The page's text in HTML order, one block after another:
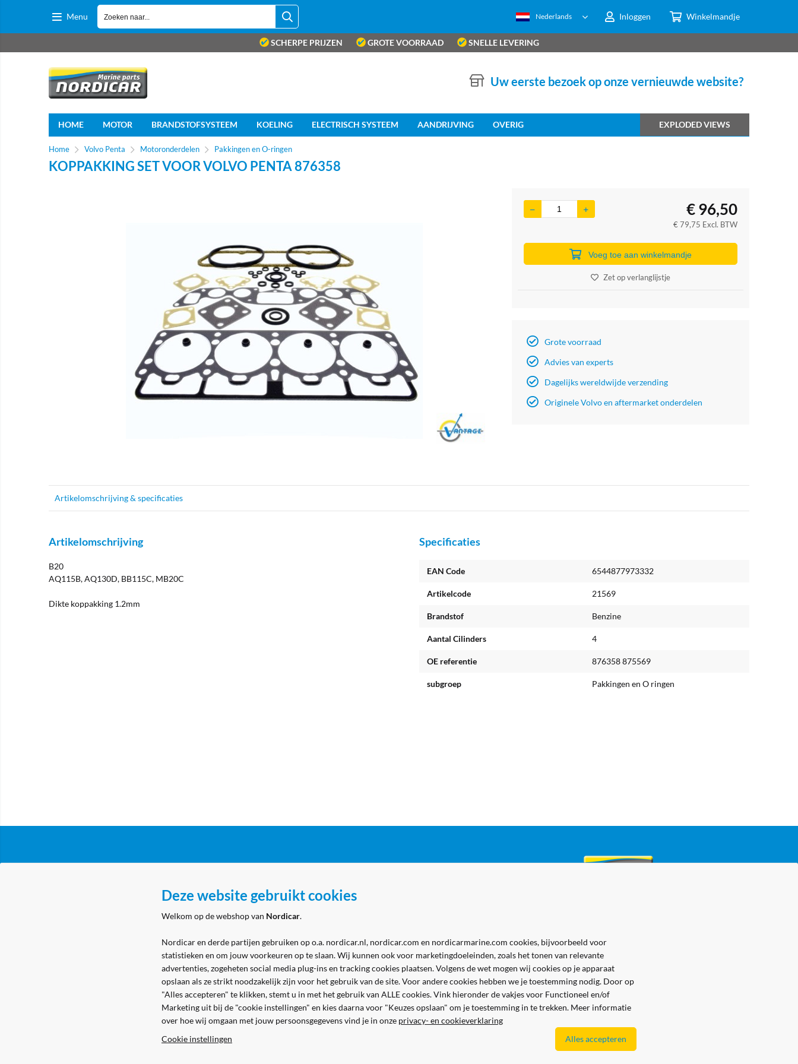
Menu Inloggen Winkelmandje
Nederlands
SCHERPE PRIJZEN GROTE VOORRAAD SNELLE LEVERING
Uw eerste bezoek op onze vernieuwde website?
HOME MOTOR BRANDSTOFSYSTEEM KOELING ELECTRISCH SYSTEEM AANDRIJVING OVERIG EXPLODED VIEWS
Home Volvo Penta Motoronderdelen Pakkingen en O-ringen
KOPPAKKING SET VOOR VOLVO PENTA 876358
Brand
€96,50
€79,75 Excl. BTW
Voeg toe aan winkelmandje
Zet op verlanglijstje
Grote voorraad
Advies van experts
Dagelijks wereldwijde verzending
Originele Volvo en aftermarket onderdelen
Artikelomschrijving & specificaties
Artikelomschrijving
B20
AQ115B, AQ130D, BB115C, MB20C
Dikte koppakking 1.2mm
Specificaties
EAN Code 6544877973332
Artikelcode 21569
Brandstof Benzine
Aantal Cilinders 4
OE referentie 876358 875569
subgroep Pakkingen en O ringen
Nordicar Marine - winkel
Nordicar Marine - werkplaats
Locatie & contact
Deze website gebruikt cookies
Welkom op de webshop van Nordicar.
Nordicar en derde partijen gebruiken op o.a. nordicar.nl, nordicar.com en nordicarmarine.com cookies, bijvoorbeeld voor
statistieken en om jouw voorkeuren op te slaan. Wij kunnen ook voor marketingdoeleinden, zoals het tonen van relevante
advertenties, zogeheten social media plug-ins en tracking cookies plaatsen. Volgens de wet mogen wij cookies op je apparaat
opslaan als ze strikt noodzakelijk zijn voor het gebruik van de site. Voor andere cookies hebben we je toestemming nodig. Door op
"Alles accepteren" te klikken, stemt u in met het gebruik van ALLE cookies. Vink hieronder de vakjes voor Functioneel en/of
Marketing uit bij de "cookie instellingen" en kies daarna voor "Keuzes opslaan" om je toestemming in te trekken. Meer informatie
over hoe wij omgaan met jouw persoonsgegevens vind je in onze privacy- en cookieverklaring
Cookie instellingen
Alles accepteren